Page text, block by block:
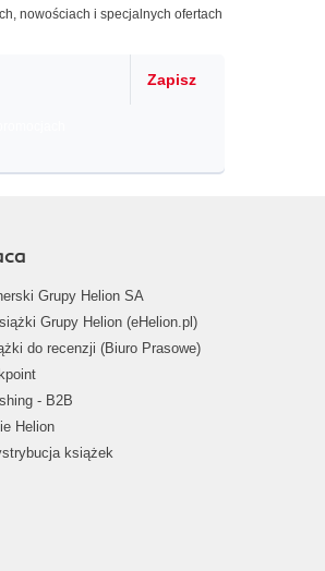
nowościach i specjalnych ofertach
Zapisz
Grupy Helion SA
Grupy Helion (eHelion.pl)
do recenzji (Biuro Prasowe)
- B2B
Helion
książek